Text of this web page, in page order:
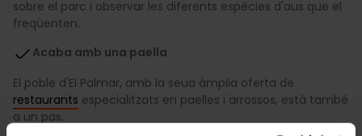
sobre el parc i observar les diferents espècies d'aus que el
freqüenten.
Acaba amb una paella
El poble d'El Palmar, amb la seua àmplia oferta de
restaurants especialitzats en paelles i arrossos, està també
a un pas.